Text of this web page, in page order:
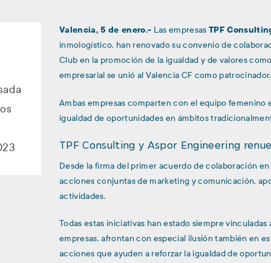
Valencia, 5 de enero.- Las empresasTPF
inmologístico, han renovado su convenio de
Club en la promoción de la igualdad y de valores
empresarial se unió al Valencia CF como patrocinador.
Ambas empresas comparten con el equipo
igualdad de oportunidades en ámbitos
TPF Consulting y Aspor Engineering
Desde la firma del primer acuerdo de colaboración
acciones conjuntas de marketing y comunicación,
actividades.
Todas estas iniciativas han estado siempre
empresas, afrontan con especial ilusión también en
acciones que ayuden a reforzar la igualdad de